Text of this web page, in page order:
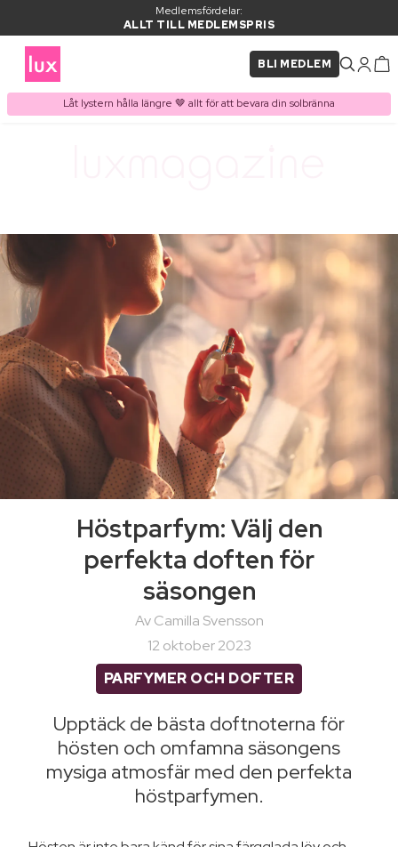
Medlemsfördelar:
ALLT TILL MEDLEMSPRIS
BLI MEDLEM
Låt lystern hålla längre 🤎 allt för att bevara din solbränna
Höstparfym: Välj den
perfekta doften för
säsongen
Av Camilla Svensson
12 oktober 2023
PARFYMER OCH DOFTER
Upptäck de bästa doftnoterna för
hösten och omfamna säsongens
mysiga atmosfär med den perfekta
höstparfymen.